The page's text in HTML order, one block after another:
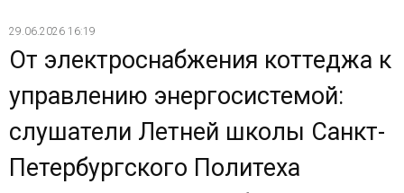
29.06.2026 16:19
От электроснабжения коттеджа к
управлению энергосистемой:
слушатели Летней школы Санкт-
Петербургского Политеха